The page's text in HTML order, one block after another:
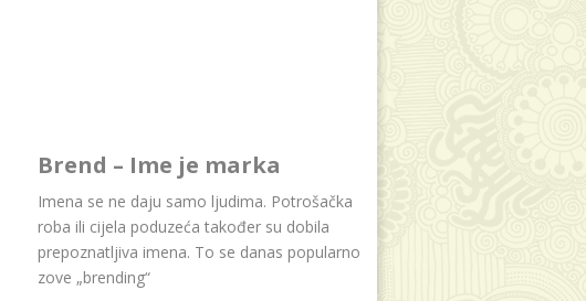
Brend – Ime je marka
Imena se ne daju samo ljudima. Potrošačka
roba ili cijela poduzeća također su dobila
prepoznatljiva imena. To se danas popularno
zove „brending“